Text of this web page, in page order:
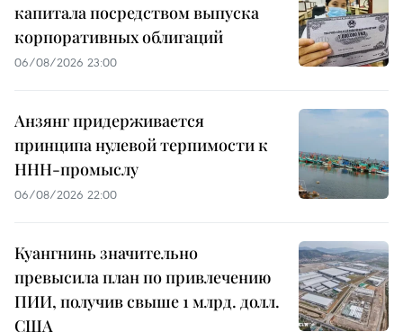
капитала посредством выпуска
корпоративных облигаций
06/08/2026 23:00
Анзянг придерживается
принципа нулевой терпимости к
ННН-промыслу
06/08/2026 22:00
Куангнинь значительно
превысила план по привлечению
ПИИ, получив свыше 1 млрд. долл.
США